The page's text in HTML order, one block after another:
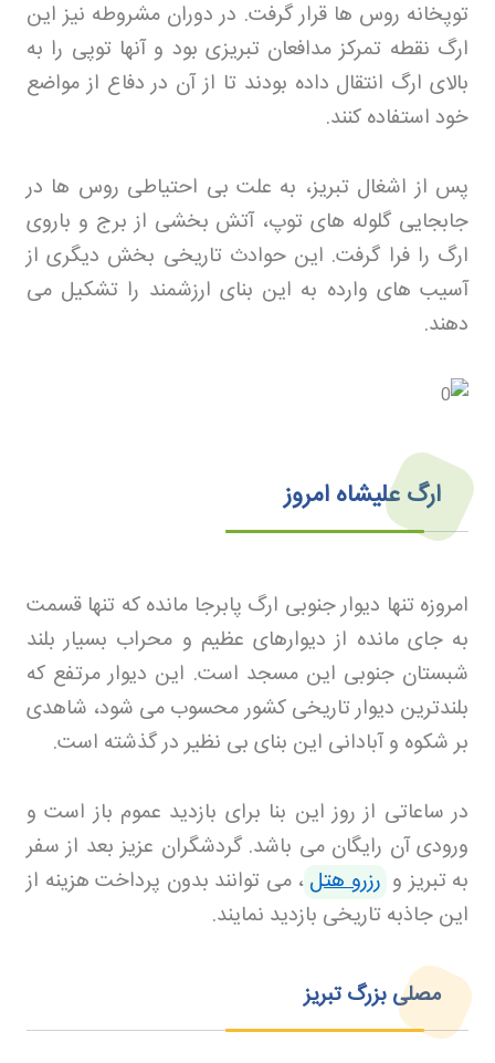
توپخانه روس ها قرار گرفت. در دوران مشروطه نیز این
ارگ نقطه تمرکز مدافعان تبریزی بود و آنها توپی را به
بالای ارگ انتقال داده بودند تا از آن در دفاع از مواضع
خود استفاده کنند.
پس از اشغال تبریز، به علت بی احتیاطی روس ها در
جابجایی گلوله های توپ، آتش بخشی از برج و باروی
ارگ را فرا گرفت. این حوادث تاریخی بخش دیگری از
آسیب های وارده به این بنای ارزشمند را تشکیل می
دهند.
ارگ علیشاه امروز
امروزه تنها دیوار جنوبی ارگ پابرجا مانده که تنها قسمت
به جای مانده از دیوارهای عظیم و محراب بسیار بلند
شبستان جنوبی این مسجد است. این دیوار مرتفع که
بلندترین دیوار تاریخی کشور محسوب می شود، شاهدی
بر شکوه و آبادانی این بنای بی نظیر در گذشته است.
در ساعاتی از روز این بنا برای بازدید عموم باز است و
ورودی آن رایگان می باشد. گردشگران عزیز بعد از سفر
به تبریز و رزرو هتل، می توانند بدون پرداخت هزینه از
این جاذبه تاریخی بازدید نمایند.
مصلی بزرگ تبریز